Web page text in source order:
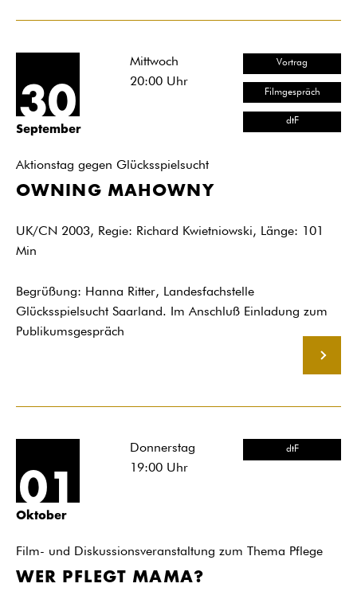
30
September
Mittwoch
20:00Uhr
Vortrag
Filmgespräch
dtF
Aktionstag gegen Glücksspielsucht
OWNING MAHOWNY
UK/CN 2003, Regie: Richard Kwietniowski, Länge: 101
Min
Begrüßung: Hanna Ritter, Landesfachstelle
Glücksspielsucht Saarland. Im Anschluß Einladung zum
Publikumsgespräch
01
Oktober
Donnerstag
19:00Uhr
dtF
Film- und Diskussionsveranstaltung zum Thema Pflege
WER PFLEGT MAMA?